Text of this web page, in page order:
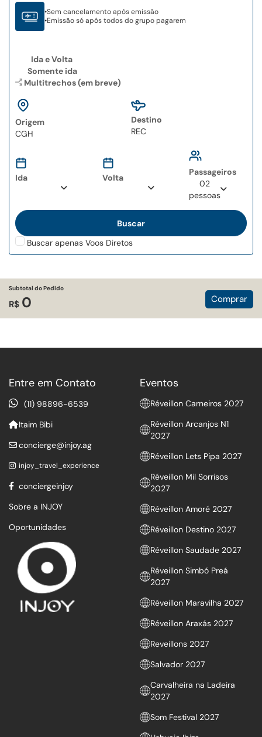
•Sem cancelamento após emissão
•Emissão só após todos do grupo pagarem
Ida e Volta
Somente ida
Multitrechos (em breve)
Origem
characters for results.
Destino
characters for results.
Ida Volta
Passageiros
02
pessoas
Buscar apenas Voos Diretos
Subtotal do Pedido
R$ 0 Comprar
Entre em Contato
(11) 98896-6539
Itaim Bibi
concierge@injoy.ag
injoy_travel_experience
conciergeinjoy
Sobre a INJOY
Oportunidades
Eventos
Réveillon Carneiros 2027
Réveillon Arcanjos N1
2027
Réveillon Lets Pipa 2027
Réveillon Mil Sorrisos
2027
Réveillon Amoré 2027
Réveillon Destino 2027
Réveillon Saudade 2027
Réveillon Simbó Preá
2027
Réveillon Maravilha 2027
Réveillon Araxás 2027
Reveillons 2027
Salvador 2027
Carvalheira na Ladeira
2027
Som Festival 2027